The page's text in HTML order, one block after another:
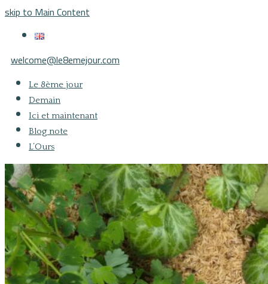
skip to Main Content
welcome@le8emejour.com
Le 8ème jour
Demain
Ici et maintenant
Blog note
L’Ours